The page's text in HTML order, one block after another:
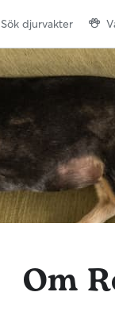
Sök djurvakter
Om